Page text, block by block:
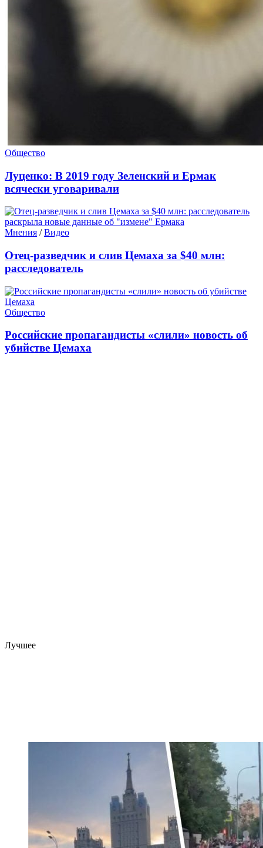
Общество
Луценко: В 2019 году Зеленский и Ермак
всячески уговаривали
Мнения /Видео
Отец-разведчик и слив Цемаха за $40 млн:
расследователь
Общество
Российские пропагандисты «слили» новость об
убийстве Цемаха
Лучшее